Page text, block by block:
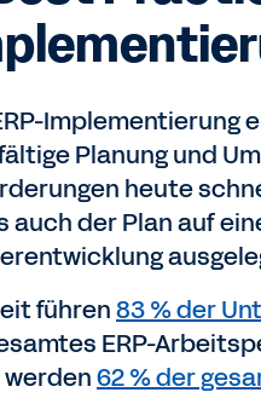
Implementierung
Planung und
heute
auch der Plan auf
führen83 % der
ERP-
werden62 % der